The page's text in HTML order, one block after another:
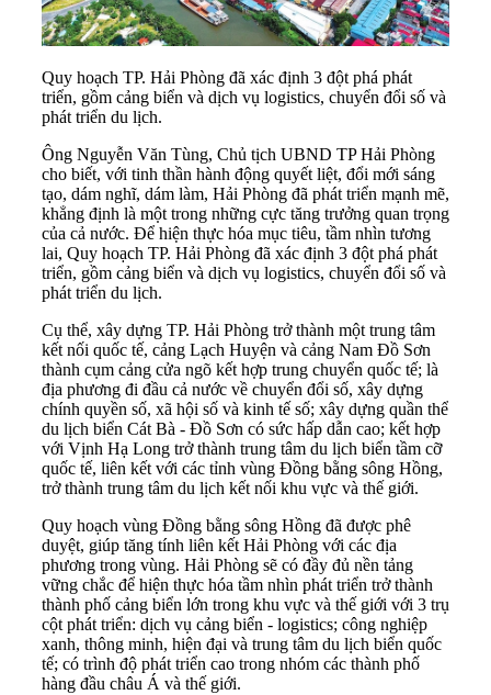
Quy hoạch TP. Hải Phòng đã xác định 3 đột phá phát
triển, gồm cảng biển và dịch vụ logistics, chuyển đổi số và
phát triển du lịch.
Ông Nguyễn Văn Tùng, Chủ tịch UBND TP Hải Phòng
cho biết, với tinh thần hành động quyết liệt, đổi mới sáng
tạo, dám nghĩ, dám làm, Hải Phòng đã phát triển mạnh mẽ,
khẳng định là một trong những cực tăng trưởng quan trọng
của cả nước. Để hiện thực hóa mục tiêu, tầm nhìn tương
lai, Quy hoạch TP. Hải Phòng đã xác định 3 đột phá phát
triển, gồm cảng biển và dịch vụ logistics, chuyển đổi số và
phát triển du lịch.
Cụ thể, xây dựng TP. Hải Phòng trở thành một trung tâm
kết nối quốc tế, cảng Lạch Huyện và cảng Nam Đồ Sơn
thành cụm cảng cửa ngõ kết hợp trung chuyển quốc tế; là
địa phương đi đầu cả nước về chuyển đổi số, xây dựng
chính quyền số, xã hội số và kinh tế số; xây dựng quần thể
du lịch biển Cát Bà - Đồ Sơn có sức hấp dẫn cao; kết hợp
với Vịnh Hạ Long trở thành trung tâm du lịch biển tầm cỡ
quốc tế, liên kết với các tỉnh vùng Đồng bằng sông Hồng,
trở thành trung tâm du lịch kết nối khu vực và thế giới.
Quy hoạch vùng Đồng bằng sông Hồng đã được phê
duyệt, giúp tăng tính liên kết Hải Phòng với các địa
phương trong vùng. Hải Phòng sẽ có đầy đủ nền tảng
vững chắc để hiện thực hóa tầm nhìn phát triển trở thành
thành phố cảng biển lớn trong khu vực và thế giới với 3 trụ
cột phát triển: dịch vụ cảng biển - logistics; công nghiệp
xanh, thông minh, hiện đại và trung tâm du lịch biển quốc
tế; có trình độ phát triển cao trong nhóm các thành phố
hàng đầu châu Á và thế giới.